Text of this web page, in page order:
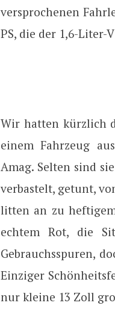
versprochenen
PS, die der 1,6-
Wir hatten kürzlich
einem Fahrzeug
Amag. Selten sind
verbastelt, getunt,
litten an zu
echtem Rot, die
Gebrauchsspuren,
Einziger
nur kleine 13 Zoll